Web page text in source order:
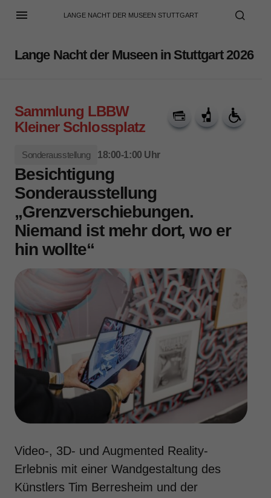
LANGE NACHT DER MUSEEN STUTTGART
Lange Nacht der Museen in Stuttgart 2026
Sammlung LBBW
Kleiner Schlossplatz
Sonderausstellung 18:00-1:00 Uhr
Besichtigung
Sonderausstellung
„Grenzverschiebungen.
Niemand ist mehr dort, wo er
hin wollte“
Video-, 3D- und Augmented Reality-
Erlebnis mit einer Wandgestaltung des
Künstlers Tim Berresheim und der